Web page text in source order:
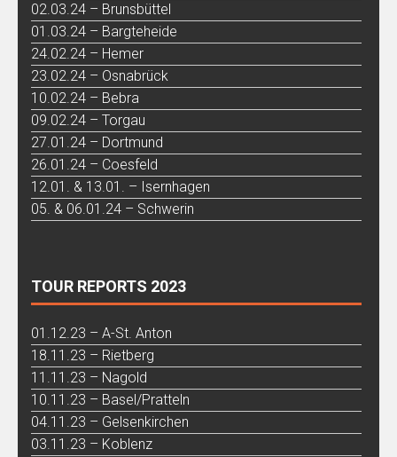
02.03.24 – Brunsbüttel
01.03.24 – Bargteheide
24.02.24 – Hemer
23.02.24 – Osnabrück
10.02.24 – Bebra
09.02.24 – Torgau
27.01.24 – Dortmund
26.01.24 – Coesfeld
12.01. & 13.01. – Isernhagen
05. & 06.01.24 – Schwerin
TOUR REPORTS 2023
01.12.23 – A-St. Anton
18.11.23 – Rietberg
11.11.23 – Nagold
10.11.23 – Basel/Pratteln
04.11.23 – Gelsenkirchen
03.11.23 – Koblenz